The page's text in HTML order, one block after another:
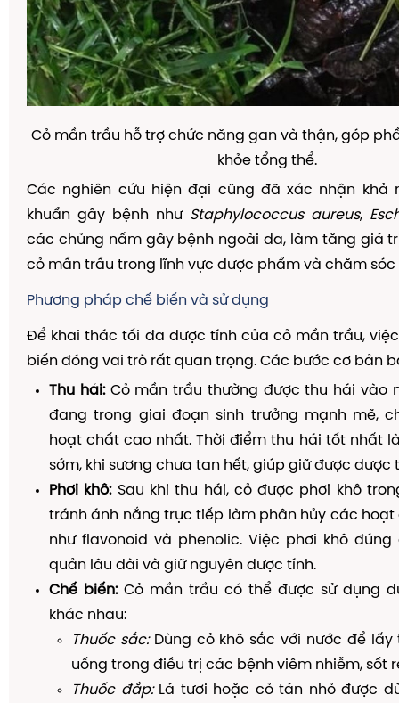
Cỏ mần trầu hỗ trợ chức năng gan và thận, góp
khỏe tổng thể.
Các nghiên cứu hiện đại cũng đã xác nhận khả
khuẩn gây bệnh như Staphylococcus aureus,
các chủng nấm gây bệnh ngoài da, làm tăng giá
cỏ mần trầu trong lĩnh vực dược phẩm và chăm sóc
Phương pháp chế biến và sử dụng
Để khai thác tối đa dược tính của cỏ mần trầu,
biến đóng vai trò rất quan trọng. Các bước cơ bản
Thu hái:Cỏ mần trầu thường được thu hái vào
đang trong giai đoạn sinh trưởng mạnh mẽ,
hoạt chất cao nhất. Thời điểm thu hái tốt nhất
sớm, khi sương chưa tan hết, giúp giữ được dược
Phơi khô:Sau khi thu hái, cỏ được phơi khô
tránh ánh nắng trực tiếp làm phân hủy các
như flavonoid và phenolic. Việc phơi khô
quản lâu dài và giữ nguyên dược tính.
Chế biến:Cỏ mần trầu có thể được sử dụng
khác nhau:
Thuốc sắc:Dùng cỏ khô sắc với nước để lấy
uống trong điều trị các bệnh viêm nhiễm, sốt
Thuốc đắp:Lá tươi hoặc cỏ tán nhỏ được